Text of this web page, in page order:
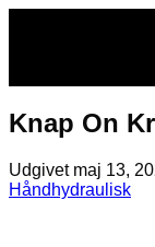
Knap On
Udgivet maj 13,
Håndhydraulisk